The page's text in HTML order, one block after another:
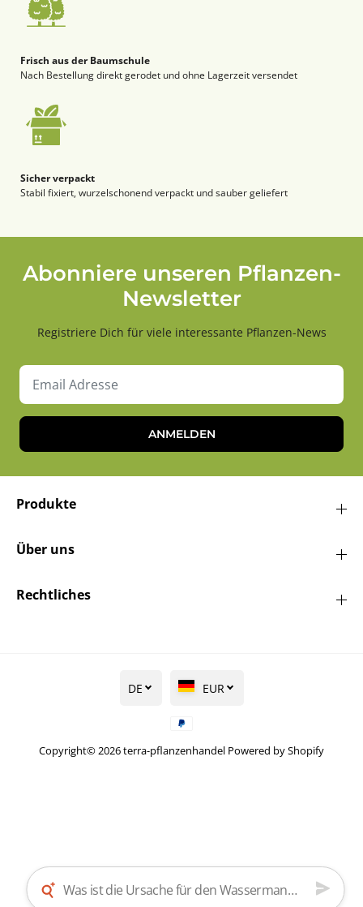
Ovalblättriger
IN DEN WARENKORB LEGEN
Frisch aus der Baumschule
Nach Bestellung direkt gerodet und ohne Lagerzeit versendet
Sicher verpackt
Stabil fixiert, wurzelschonend verpackt und sauber geliefert
Abonniere unseren Pflanzen-
Newsletter
Registriere Dich für viele interessante Pflanzen-News
ANMELDEN
Produkte
Über uns
Rechtliches
Copyright© 2026terra-pflanzenhandel Powered by Shopify
DE EUR